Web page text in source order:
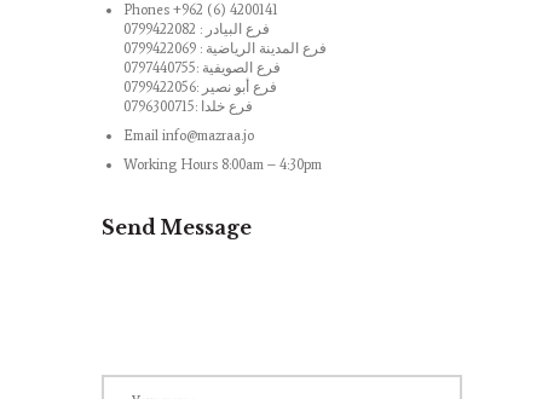
Phones +962 (6) 4200141
فرع البيادر : 0799422082
فرع المدينة الرياضية : 0799422069
فرع الصويفية :0797440755
فرع أبو نصير :0799422056
فرع خلدا :0796300715
Email info@mazraa.jo
Working Hours 8:00am – 4:30pm
Send Message